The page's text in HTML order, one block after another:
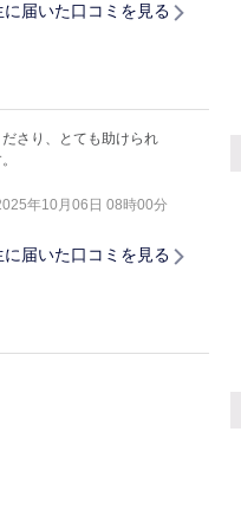
届いた口コミを見る
さり、とても助けられ
年10月06日 08時00分
届いた口コミを見る